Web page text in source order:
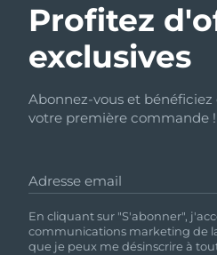
Profitez
exclusives
Abonnez-vous et bénéficiez
votre première commande !
Adresse email
En cliquant sur "S'abonner",
communications marketing de
que je peux me désinscrire à